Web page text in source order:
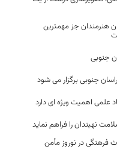
هنرمندان جز مهمترین
جنوبی برگزار می شود
علمی اهمیت ویژه‌ ای دارد
نهبندان را فراهم نماید
فرهنگی در نوروز مأمن